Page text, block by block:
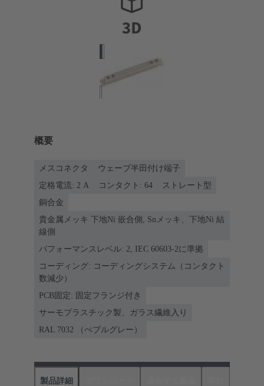
概要
メスコネクタ
ウェーブ半田付け端子
定格電流: ‌2 A
コンタクト: 64
ストレート型
銅合金
貴金属メッキ 下地Ni 嵌合側, Snメッキ、下地Ni 結
線側
パフォーマンスレベル: 2, IEC 60603-2に準拠
コーディング: コーディングシステム（コンタクト
数減少）
PCB固定: 固定フランジ付き
サーモプラスチック製、ガラス繊維入り
RAL 7032 （ぺブルグレー）
製品詳細